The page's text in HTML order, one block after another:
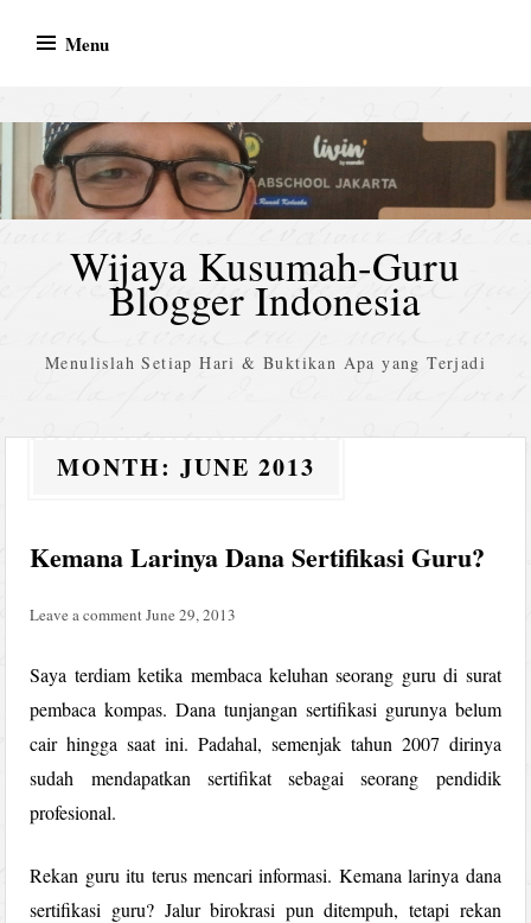
Menu
Wijaya Kusumah-Guru
Blogger Indonesia
Menulislah Setiap Hari & Buktikan Apa yang Terjadi
MONTH:JUNE 2013
Kemana Larinya Dana Sertifikasi Guru?
Leave a comment June 29, 2013
Saya terdiam ketika membaca keluhan seorang guru di surat
pembaca kompas. Dana tunjangan sertifikasi gurunya belum
cair hingga saat ini. Padahal, semenjak tahun 2007 dirinya
sudah mendapatkan sertifikat sebagai seorang pendidik
profesional.
Rekan guru itu terus mencari informasi. Kemana larinya dana
sertifikasi guru? Jalur birokrasi pun ditempuh, tetapi rekan